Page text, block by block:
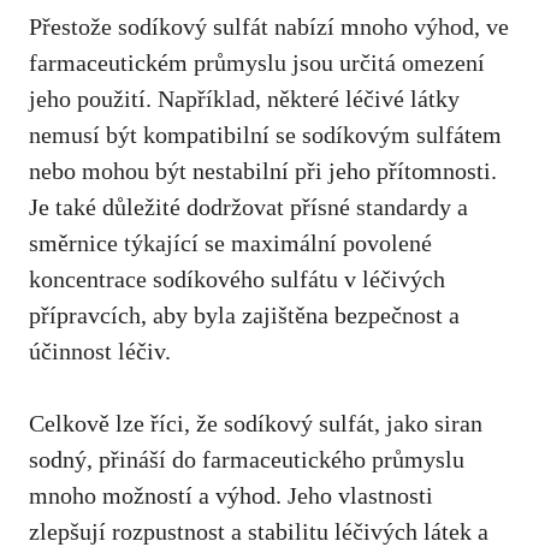
Přestože sodíkový⁣ sulfát ⁢nabízí mnoho výhod, ve
farmaceutickém průmyslu jsou určitá omezení
‌jeho použití. Například, ⁣některé léčivé​ látky
nemusí⁣ být kompatibilní se⁢ sodíkovým sulfátem
nebo mohou být nestabilní při jeho přítomnosti.​
Je také důležité ‍dodržovat přísné standardy a
směrnice‍ týkající se ⁣maximální povolené ​
koncentrace⁢ sodíkového‌ sulfátu v léčivých
přípravcích, aby⁢ byla zajištěna bezpečnost a
účinnost léčiv.
Celkově lze říci, že sodíkový sulfát, jako siran
sodný, přináší do⁢ farmaceutického průmyslu
mnoho‌ možností⁤ a výhod.⁤ Jeho vlastnosti
‍zlepšují rozpustnost a stabilitu léčivých látek a